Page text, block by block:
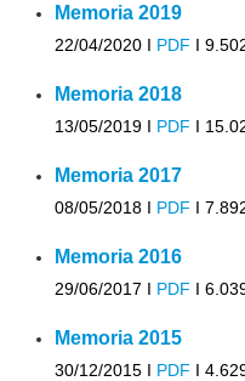
Memoria 2019
22/04/2020 I PDF I
Memoria 2018
13/05/2019 I PDF I
Memoria 2017
08/05/2018 I PDF I
Memoria 2016
29/06/2017 I PDF I
Memoria 2015
30/12/2015 I PDF I